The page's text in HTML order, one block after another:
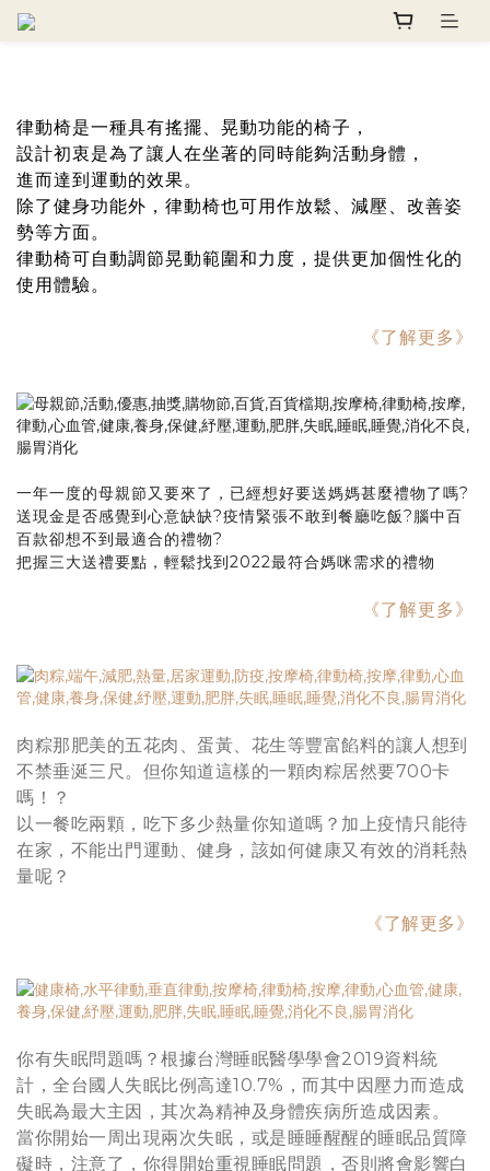
律動椅是一種具有搖擺、晃動功能的椅子，
設計初衷是為了讓人在坐著的同時能夠活動身體，
進而達到運動的效果。
除了健身功能外，律動椅也可用作放鬆、減壓、改善姿
勢等方面。
律動椅可自動調節晃動範圍和力度，提供更加個性化的
使用體驗。
《了解更多》
一年一度的母親節又要來了，已經想好要送媽媽甚麼禮物了嗎?
送現金是否感覺到心意缺缺?疫情緊張不敢到餐廳吃飯?腦中百
百款卻想不到最適合的禮物?
把握三大送禮要點，輕鬆找到2022最符合媽咪需求的禮物
《了解更多》
肉粽那肥美的五花肉、蛋黃、花生等豐富餡料的讓人想到
不禁垂涎三尺。但你知道這樣的一顆肉粽居然要700卡
嗎！？
以一餐吃兩顆，吃下多少熱量你知道嗎？加上疫情只能待
在家，不能出門運動、健身，該如何健康又有效的消耗熱
量呢？
《了解更多》
你有失眠問題嗎？ 根據台灣睡眠醫學學會2019資料統
計，全台國人失眠比例高達10.7%，而其中因壓力而造成
失眠為最大主因，其次為精神及身體疾病所造成因素。
當你開始一周出現兩次失眠，或是睡睡醒醒的睡眠品質障
礙時，注意了，你得開始重視睡眠問題，否則將會影響白